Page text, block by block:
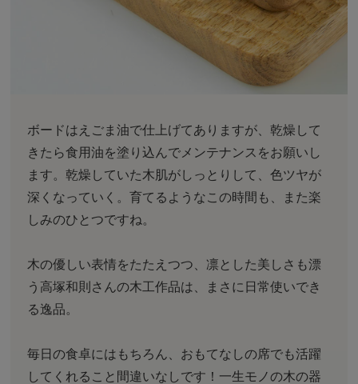
ボードはえごま油で仕上げてありますが、乾燥して
きたら食用油を塗り込んでメンテナンスをお願いし
ます。乾燥していた木肌がしっとりして、色ツヤが
深くなっていく。育てるようなこの時間も、また楽
しみのひとつですね。
木の優しい表情をたたえつつ、凛とした美しさも漂
う高塚和則さんの木工作品は、まさに日常使いでき
る逸品。
毎日の食卓にはもちろん、おもてなしの席でも活躍
してくれること間違いなしです！一生モノの木の器